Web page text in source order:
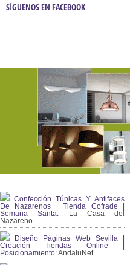
SÍGUENOS EN FACEBOOK
Confección Túnicas Y Antifaces
De Nazarenos | Tienda Cofrade |
Semana Santa: La Casa del
Nazareno.
Diseño Páginas Web Sevilla |
Creación Tiendas Online |
Posicionamiento:AndaluNet